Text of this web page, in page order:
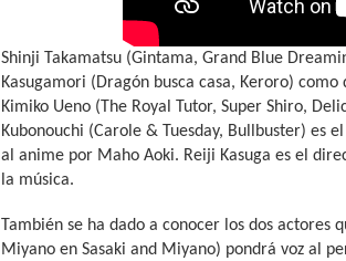
Shinji Takamatsu (Gintama, Grand Blue
Kasugamori (Dragón busca casa, Keroro)
Kimiko Ueno (The Royal Tutor, Super Shiro,
Kubonouchi (Carole & Tuesday, Bullbuster) es
al anime por Maho Aoki. Reiji Kasuga es el
la música.
También se ha dado a conocer los dos
Miyano en Sasaki and Miyano) pondrá voz al